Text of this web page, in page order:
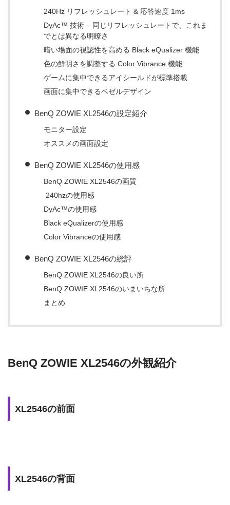
240Hz リフレッシュレート & 応答速度 1ms
DyAc™ 技術 – 同じリフレッシュレートで、これま
でとは異なる明瞭さ
暗い場面の視認性を高める Black eQualizer 機能
色の鮮明さを調整する Color Vibrance 機能
ゲームに集中できるアイシールドが標準搭載
画面に集中できるベゼルデザイン
BenQ ZOWIE XL2546の設定紹介
モニター設定
オススメの画面設定
BenQ ZOWIE XL2546の使用感
BenQ ZOWIE XL2546の画質
240hzの使用感
DyAc™の使用感
Black eQualizerの使用感
Color Vibranceの使用感
BenQ ZOWIE XL2546の総評
BenQ ZOWIE XL2546の良い所
BenQ ZOWIE XL2546のいまいちな所
まとめ
BenQ ZOWIE XL2546の外観紹介
XL2546の前面
XL2546の背面